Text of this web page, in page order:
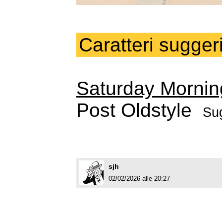
Caratteri
Saturday
Post Oldstyle
sjh
02/02/2026 alle 20:27